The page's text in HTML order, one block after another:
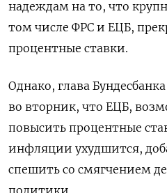
надеждам на то, что
том числе ФРС и ЕЦБ,
процентные ставки.
Однако, глава
во вторник, что ЕЦБ,
повысить процентные
инфляции ухудшится,
спешить со смягчением
политики.